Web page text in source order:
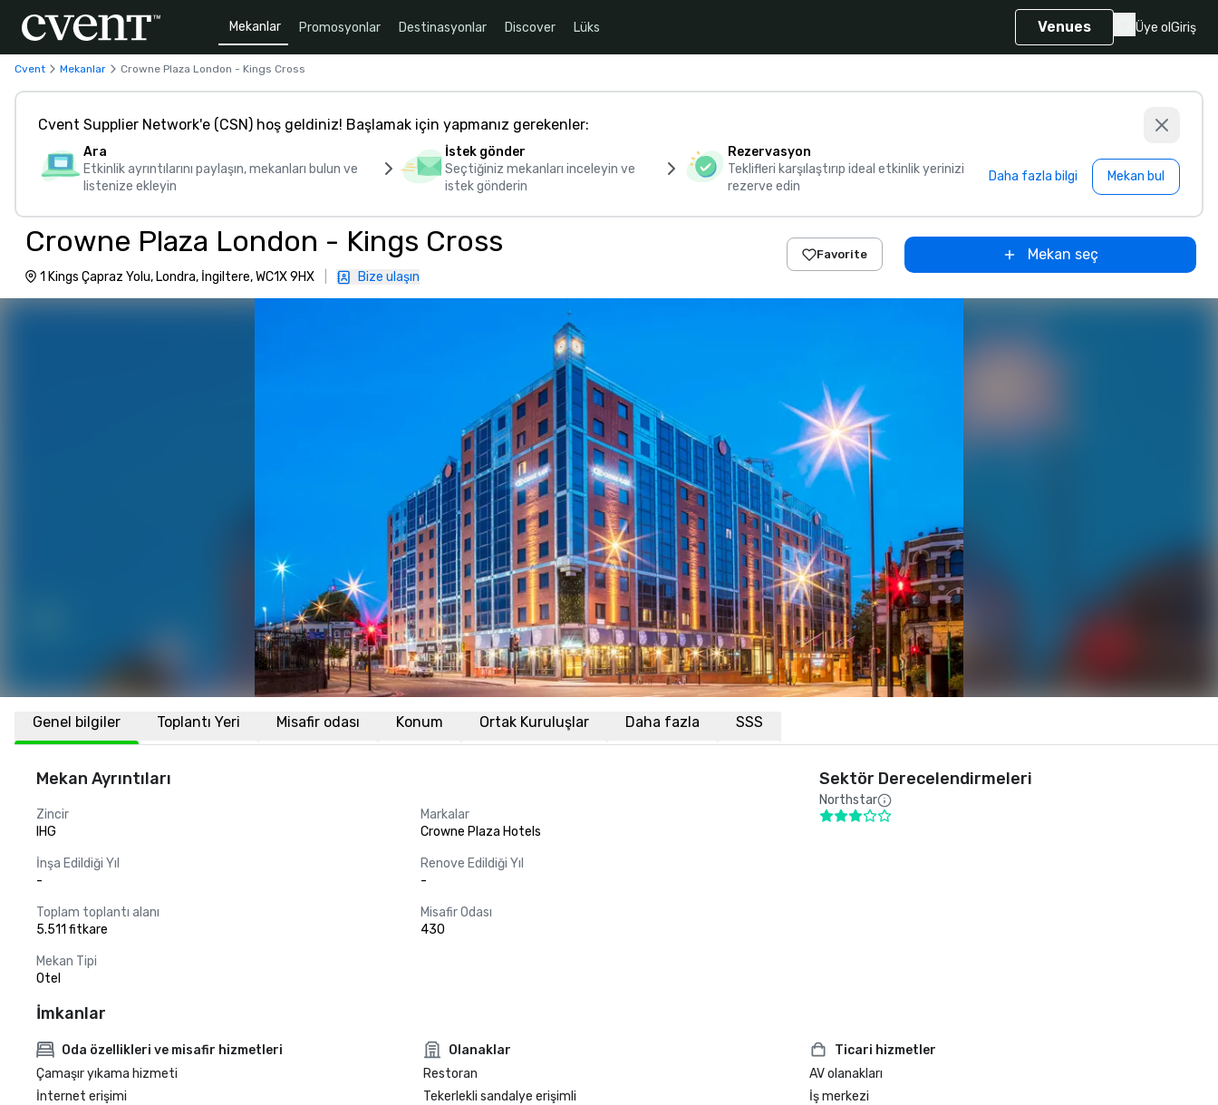
Mekanlar Promosyonlar Destinasyonlar Discover Lüks Venues Üye ol Giriş
Cvent Mekanlar Crowne Plaza London - Kings Cross
Cvent Supplier Network'e (CSN) hoş geldiniz! Başlamak için yapmanız gerekenler:
Ara
Etkinlik ayrıntılarını paylaşın, mekanları bulun ve
listenize ekleyin
İstek gönder
Seçtiğiniz mekanları inceleyin ve
istek gönderin
Rezervasyon
Teklifleri karşılaştırıp ideal etkinlik yerinizi
rezerve edin
Daha fazla bilgi Mekan bul
Crowne Plaza London - Kings Cross
1 Kings Çapraz Yolu, Londra, İngiltere, WC1X 9HX Bize ulaşın
Favorite Mekan seç
Genel bilgiler Toplantı Yeri Misafir odası Konum Ortak Kuruluşlar Daha fazla SSS
Mekan Ayrıntıları
Zincir
IHG
Markalar
Crowne Plaza Hotels
İnşa Edildiği Yıl
-
Renove Edildiği Yıl
-
Toplam toplantı alanı
5.511 fitkare
Misafir Odası
430
Mekan Tipi
Otel
Sektör Derecelendirmeleri
Northstar
İmkanlar
Oda özellikleri ve misafir hizmetleri
Çamaşır yıkama hizmeti
İnternet erişimi
Olanaklar
Restoran
Tekerlekli sandalye erişimli
Ticari hizmetler
AV olanakları
İş merkezi